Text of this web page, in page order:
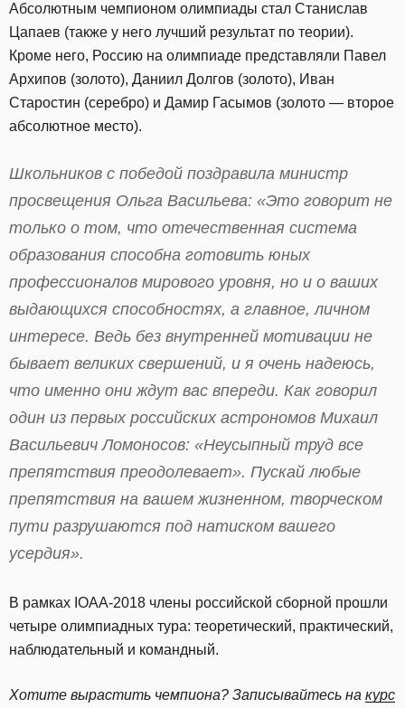
Абсолютным чемпионом олимпиады стал Станислав
Цапаев (также у него лучший результат по теории).
Кроме него, Россию на олимпиаде представляли Павел
Архипов (золото), Даниил Долгов (золото), Иван
Старостин (серебро) и Дамир Гасымов (золото — второе
абсолютное место).
Школьников с победой поздравила министр
просвещения Ольга Васильева: «Это говорит не
только о том, что отечественная система
образования способна готовить юных
профессионалов мирового уровня, но и о ваших
выдающихся способностях, а главное, личном
интересе. Ведь без внутренней мотивации не
бывает великих свершений, и я очень надеюсь,
что именно они ждут вас впереди. Как говорил
один из первых российских астрономов Михаил
Васильевич Ломоносов: «Неусыпный труд все
препятствия преодолевает». Пускай любые
препятствия на вашем жизненном, творческом
пути разрушаются под натиском вашего
усердия».
В рамках IOAA-2018 члены российской сборной прошли
четыре олимпиадных тура: теоретический, практический,
наблюдательный и командный.
Хотите вырастить чемпиона? Записывайтесь на курс